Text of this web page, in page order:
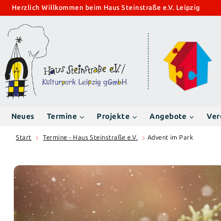
Zum
springen
Herzlich Willkommen beim Haus Steinstraße e.V. Leipzig
Neues Termine Projekte Angebote
Start Termine - Haus Steinstraße e.V. Advent im Park